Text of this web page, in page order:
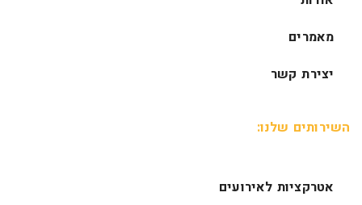
מאמרים
יצירת קשר
השירותים שלנו:
אטרקציות לאירועים